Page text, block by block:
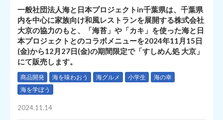
一般社団法人海と日本プロジェクトin千葉県は、千葉県
内を中心に家族向け和風レストランを展開する株式会社
大京の協力のもと、「海苔」や「カキ」を使った海と日
本プロジェクトとのコラボメニューを2024年11月15日
(金)から12月27日(金)の期間限定で「すしめん処 大京」
にて販売します。
商品開発 海を味わおう 海グルメ 小学生
海の幸
海を学ぼう
2024.11.14